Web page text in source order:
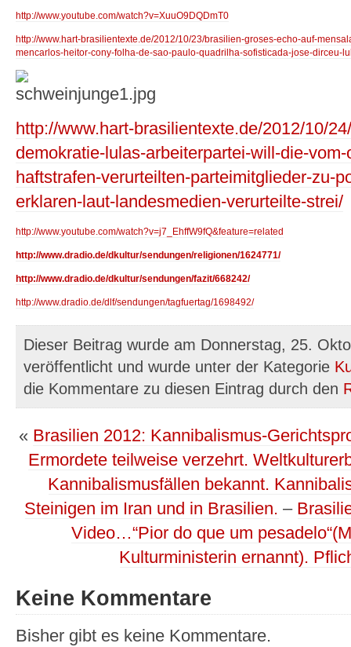
http://www.youtube.com/watch?v=XuuO9DQDmT0
http://www.hart-brasilientexte.de/2012/10/23/brasilien-groses-echo-auf-
mencarlos-heitor-cony-folha-de-sao-paulo-quadrilha-sofisticada-jose-dirceu-
http://www.hart-brasilientexte.de/2012/10/
demokratie-lulas-arbeiterpartei-will-die-
haftstrafen-verurteilten-parteimitglieder-zu-
erklaren-laut-landesmedien-verurteilte-strei/
http://www.youtube.com/watch?v=j7_EhffW9fQ&feature=related
http://www.dradio.de/dkultur/sendungen/religionen/1624771/
http://www.dradio.de/dkultur/sendungen/fazit/668242/
http://www.dradio.de/dlf/sendungen/tagfuertag/1698492/
Dieser Beitrag wurde am Donnerstag, 25.
veröffentlicht und wurde unter der Kategorie
die Kommentare zu diesen Eintrag durch den
« Brasilien 2012: Kannibalismus-
Ermordete teilweise verzehrt.
Kannibalismusfällen bekannt.
Steinigen im Iran und in Brasilien. –
Video…“Pior do que um
Kulturministerin ernannt).
Keine Kommentare
Bisher gibt es keine Kommentare.